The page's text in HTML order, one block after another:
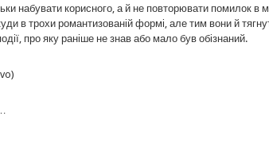
набувати корисного, а й не повторювати помилок в
в трохи романтизованій формі, але тим вони й
про яку раніше не знав або мало був обізнаний.